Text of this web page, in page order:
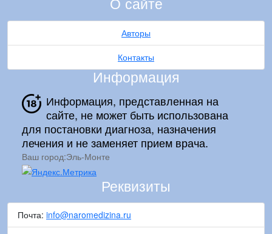
Авторы
Контакты
Информация
Информация, представленная на
сайте, не может быть использована
для постановки диагноза, назначения
лечения и не заменяет прием врача.
Ваш город:Эль-Монте
Реквизиты
Почта: info@naromedizina.ru